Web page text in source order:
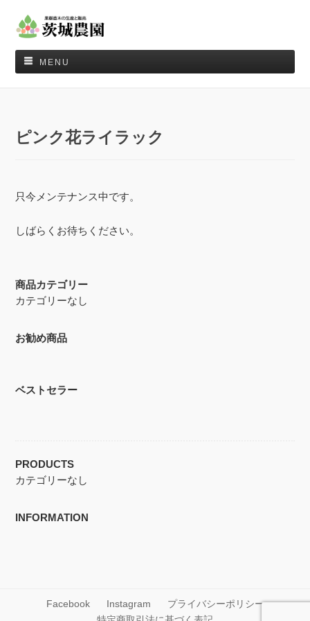
MENU
ピンク花ライラック
只今メンテナンス中です。
しばらくお待ちください。
商品カテゴリー
カテゴリーなし
お勧め商品
ベストセラー
PRODUCTS
カテゴリーなし
INFORMATION
Facebook Instagram
プライバシーポリシー